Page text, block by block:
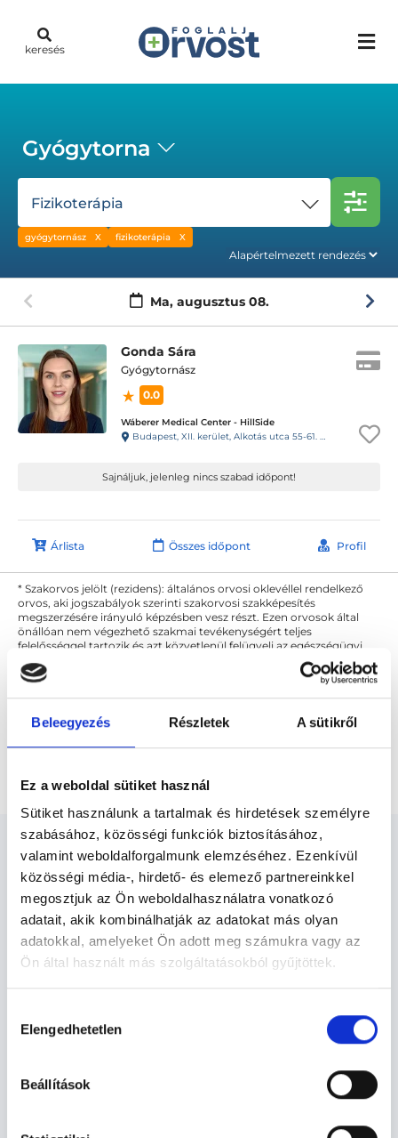
Beleegyezés Részletek A sütikről
Ez a weboldal sütiket használ
Sütiket használunk a tartalmak és hirdetések személyre
szabásához, közösségi funkciók biztosításához,
valamint weboldalforgalmunk elemzéséhez. Ezenkívül
közösségi média-, hirdető- és elemező partnereinkkel
megosztjuk az Ön weboldalhasználatra vonatkozó
adatait, akik kombinálhatják az adatokat más olyan
adatokkal, amelyeket Ön adott meg számukra vagy az
Ön által használt más szolgáltatásokból gyűjtöttek.
szabályzat:https://foglaljorvost.hu/info/foglaljorvost-
kiválasztása
Elengedhetetlen
Beállítások
keresés
Gyógytorna
Fizikoterápia
gyógytornász fizikoterápia
Ma, augusztus 08.
Gonda Sára
Gyógytornász
0.0
Wáberer Medical Center - HillSide
Budapest, XII. kerület, Alkotás utca 55-61. Hillside
Sajnáljuk, jelenleg nincs szabad időpont!
Árlista Összes időpont Profil
* Szakorvos jelölt (rezidens): általános orvosi oklevéllel rendelkező
orvos, aki jogszabályok szerinti szakorvosi szakképesítés
megszerzésére irányuló képzésben vesz részt. Ezen orvosok által
önállóan nem végezhető szakmai tevékenységért teljes
felelősséggel tartozik és azt közvetlenül felügyeli az egészségügyi
szolgáltató szakorvosa az első részvizsgáig, utána pedig a
szakorvosjelölt önállóan láthat el feladatokat. A foglaljorvost.hu
felelősségét kizárja esetleges névazonosságért bármely szakorvos
és szakorvosjelölt esetén.
Gyógytornász - Gyógytorna
Gyógytorna TERÜLETHEZ KAPCSOLÓDÓ